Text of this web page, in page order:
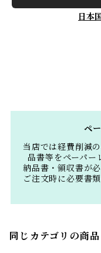
日本
ペ
当店では経費削減
品書等をペーパー
納品書・領収書が
ご注文時に必要書
同じカテゴリの商品